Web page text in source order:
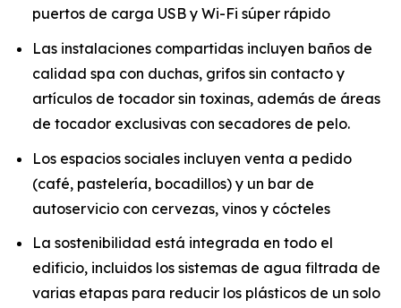
puertos de carga USB y Wi-Fi súper rápido
Las instalaciones compartidas incluyen baños de
calidad spa con duchas, grifos sin contacto y
artículos de tocador sin toxinas, además de áreas
de tocador exclusivas con secadores de pelo.
Los espacios sociales incluyen venta a pedido
(café, pastelería, bocadillos) y un bar de
autoservicio con cervezas, vinos y cócteles
La sostenibilidad está integrada en todo el
edificio, incluidos los sistemas de agua filtrada de
varias etapas para reducir los plásticos de un solo